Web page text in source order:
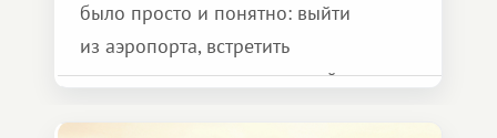
было просто и понятно: выйти
из аэропорта, встретить
представителя транспортной